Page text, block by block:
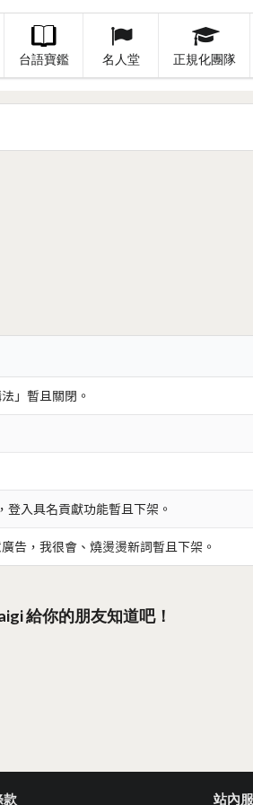
台語寶鑑 名人堂 正規化團隊
」暫且關閉。
入具名貢獻功能暫且下架。
告，我很會、燒燙燙新詞暫且下架。
給你的朋友知道吧！
款 站內